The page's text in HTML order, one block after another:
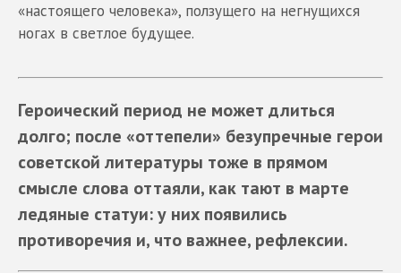
«настоящего человека», ползущего на негнущихся
ногах в светлое будущее.
Героический период не может длиться
долго; после «оттепели» безупречные герои
советской литературы тоже в прямом
смысле слова оттаяли, как тают в марте
ледяные статуи: у них появились
противоречия и, что важнее, рефлексии.